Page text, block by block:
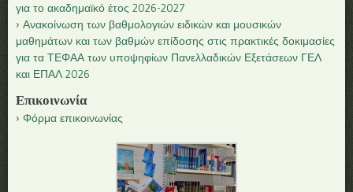
για το ακαδημαϊκό έτος 2026-2027
Ανακοίνωση των βαθμολογιών ειδικών και μουσικών
μαθημάτων και των βαθμών επίδοσης στις πρακτικές δοκιμασίες
για τα ΤΕΦΑΑ των υποψηφίων Πανελλαδικών Εξετάσεων ΓΕΛ
και ΕΠΑΛ 2026
Επικοινωνία
Φόρμα επικοινωνίας